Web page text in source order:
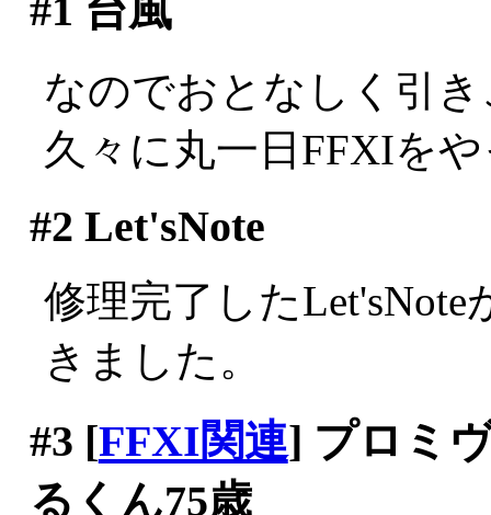
#1 台風
なのでおとなしく引
久々に丸一日FFXIを
#2 Let'sNote
修理完了したLet'sNote
きました。
#3 [FFXI関連] プロミ
るくん75歳